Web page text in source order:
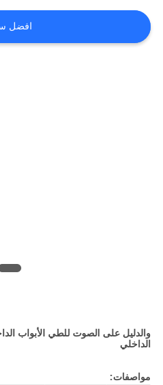
اطلب
اقتباس
افضل
والدليل على الصوت للطي الأبواب
الداخلي
مواصفات: